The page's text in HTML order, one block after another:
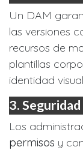
Un DAM
las versiones
recursos de
plantillas
identidad
3.
Los
permisos y